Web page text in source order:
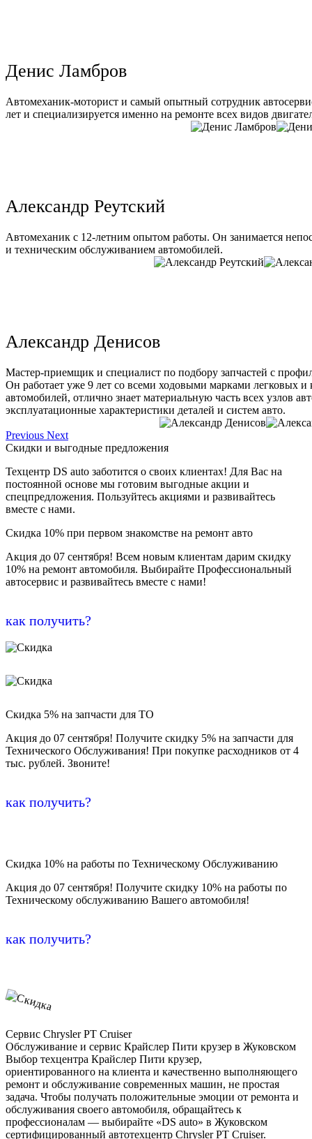
Денис Ламбров
Автомеханик-моторист и самый опытный сотрудник
лет и специализируется именно на ремонте всех видов
Александр Реутский
Автомеханик с 12-летним опытом работы. Он занимается
и техническим обслуживанием автомобилей.
Александр Денисов
Мастер-приемщик и специалист по подбору запчастей с
Он работает уже 9 лет со всеми ходовыми марками легковых и
автомобилей, отлично знает материальную часть всех узлов
эксплуатационные характеристики деталей и систем авто.
Previous Next
Скидки и выгодные предложения
Техцентр DS auto заботится о своих клиентах! Для Вас на
постоянной основе мы готовим выгодные акции и
спецпредложения. Пользуйтесь акциями и развивайтесь
вместе с нами.
Скидка 10% при первом знакомстве на ремонт авто
Акция до 07 сентября! Всем новым клиентам дарим скидку
10% на ремонт автомобиля. Выбирайте Профессиональный
автосервис и развивайтесь вместе с нами!
как получить?
Скидка 5% на запчасти для ТО
Акция до 07 сентября! Получите скидку 5% на запчасти для
Технического Обслуживания! При покупке расходников от 4
тыс. рублей. Звоните!
как получить?
Скидка 10% на работы по Техническому Обслуживанию
Акция до 07 сентября! Получите скидку 10% на работы по
Техническому обслуживанию Вашего автомобиля!
как получить?
Сервис Chrysler PT Cruiser
Обслуживание и сервис Крайслер Пити крузер в Жуковском
Выбор техцентра Крайслер Пити крузер,
ориентированного на клиента и качественно выполняющего
ремонт и обслуживание современных машин, не простая
задача. Чтобы получать положительные эмоции от ремонта и
обслуживания своего автомобиля, обращайтесь к
профессионалам — выбирайте «DS auto» в Жуковском
сертифицированный автотехцентр Chrysler PT Cruiser.